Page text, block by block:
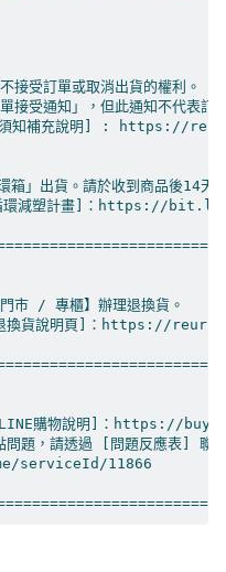
接受訂單或取消出貨的權利。
接受通知」，但此通知不代表
物須知補充說明] : https://
箱」出貨。請於收到商品後14天
循環減塑計畫]：https://bit.ly/
市 / 專櫃】辦理退換貨。
退換貨說明頁]：https://
購物說明]：https://
問題，請透過 [問題反應表] 聯
serviceId/11866